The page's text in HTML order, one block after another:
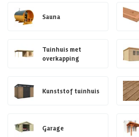
Sauna
Tuinhuis met
overkapping
Kunststof tuinhuis
Garage